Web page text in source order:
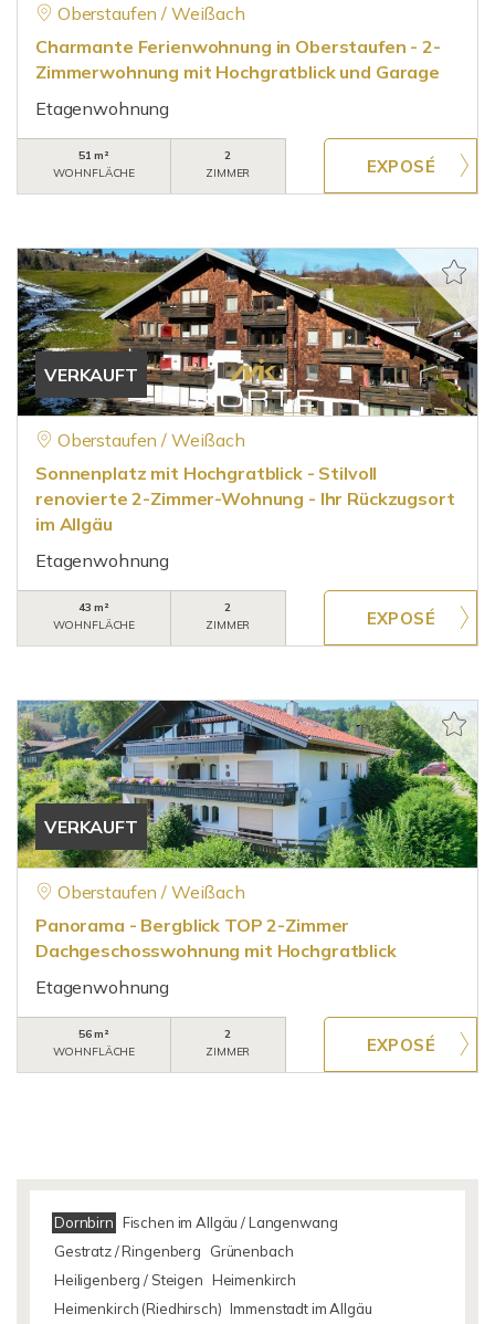
Oberstaufen / Weißach
Charmante Ferienwohnung in Oberstaufen - 2-
Zimmerwohnung mit Hochgratblick und Garage
Etagenwohnung
51 m²
WOHNFLÄCHE
2
ZIMMER
VERKAUFT
Oberstaufen / Weißach
Sonnenplatz mit Hochgratblick - Stilvoll
renovierte 2-Zimmer-Wohnung - Ihr Rückzugsort
im Allgäu
Etagenwohnung
43 m²
WOHNFLÄCHE
2
ZIMMER
VERKAUFT
Oberstaufen / Weißach
Panorama - Bergblick TOP 2-Zimmer
Dachgeschosswohnung mit Hochgratblick
Etagenwohnung
56 m²
WOHNFLÄCHE
2
ZIMMER
Dornbirn Fischen im Allgäu / Langenwang
Gestratz / Ringenberg
Grünenbach
Heiligenberg / Steigen Heimenkirch
Heimenkirch (Riedhirsch) Immenstadt im Allgäu